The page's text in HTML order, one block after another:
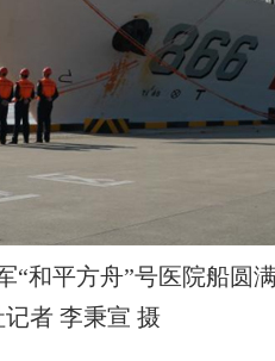
平方舟”号医院船圆满
者 李秉宣 摄